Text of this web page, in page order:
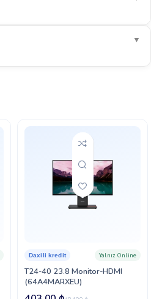
▼
T24-40 23.8 Monitor-HDMI
(64A4MARXEU)
Daxili kredit Yalnız Online